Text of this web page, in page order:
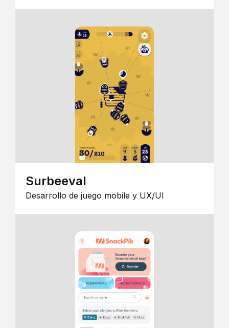
Surbeeval
Desarrollo de juego mobile y UX/UI